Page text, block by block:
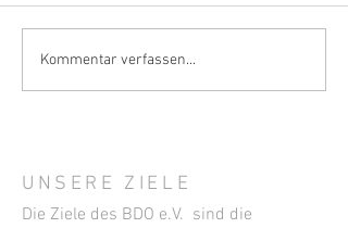
Empfohlene Beiträge aus
den IVES-Fachmagazinen –
Kommentar verfassen...
UNSERE ZIELE
Die Ziele des BDO e.V. sind die